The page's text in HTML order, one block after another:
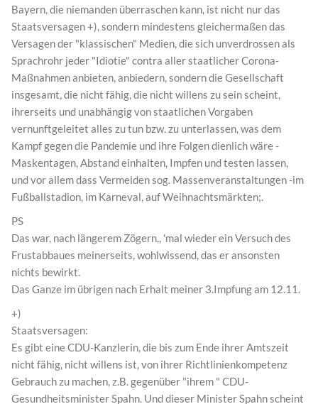
Bayern, die niemanden überraschen kann, ist nicht nur das
Staatsversagen +), sondern mindestens gleichermaßen das
Versagen der "klassischen" Medien, die sich unverdrossen als
Sprachrohr jeder "Idiotie" contra aller staatlicher Corona-
Maßnahmen anbieten, anbiedern, sondern die Gesellschaft
insgesamt, die nicht fähig, die nicht willens zu sein scheint,
ihrerseits und unabhängig von staatlichen Vorgaben
vernunftgeleitet alles zu tun bzw. zu unterlassen, was dem
Kampf gegen die Pandemie und ihre Folgen dienlich wäre -
Maskentagen, Abstand einhalten, Impfen und testen lassen,
und vor allem dass Vermeiden sog. Massenveranstaltungen -im
Fußballstadion, im Karneval, auf Weihnachtsmärkten;.
PS
Das war, nach längerem Zögern,, 'mal wieder ein Versuch des
Frustabbaues meinerseits, wohlwissend, das er ansonsten
nichts bewirkt.
Das Ganze im übrigen nach Erhalt meiner 3.Impfung am 12.11.
+)
Staatsversagen:
Es gibt eine CDU-Kanzlerin, die bis zum Ende ihrer Amtszeit
nicht fähig, nicht willens ist, von ihrer Richtlinienkompetenz
Gebrauch zu machen, z.B. gegenüber "ihrem " CDU-
Gesundheitsminister Spahn. Und dieser Minister Spahn scheint